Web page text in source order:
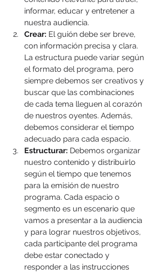
informar, educar y entretener a
nuestra audiencia.
Crear: El guión debe ser breve,
con información precisa y clara.
La estructura puede variar según
el formato del programa, pero
siempre debemos ser creativos y
buscar que las combinaciones
de cada tema lleguen al corazón
de nuestros oyentes. Además,
debemos considerar el tiempo
adecuado para cada espacio.
Estructurar: Debemos organizar
nuestro contenido y distribuirlo
según el tiempo que tenemos
para la emisión de nuestro
programa. Cada espacio o
segmento es un escenario que
vamos a presentar a la audiencia
y para lograr nuestros objetivos,
cada participante del programa
debe estar conectado y
responder a las instrucciones